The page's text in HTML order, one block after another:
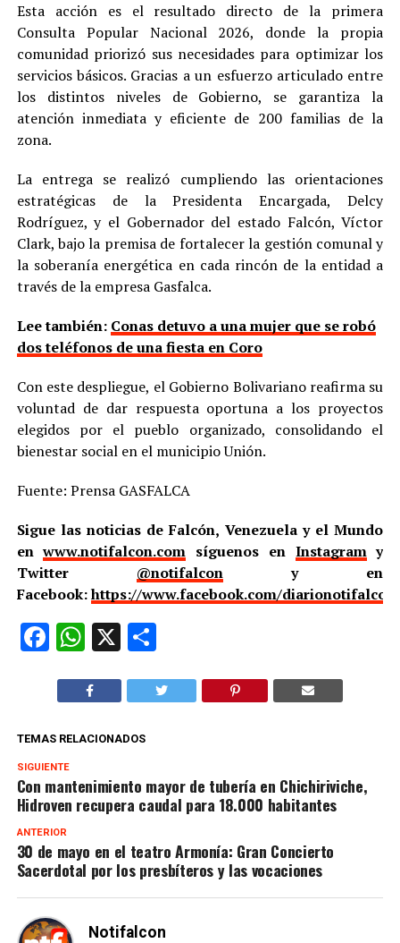
Esta acción es el resultado directo de la primera
Consulta Popular Nacional 2026, donde la propia
comunidad priorizó sus necesidades para optimizar los
servicios básicos. Gracias a un esfuerzo articulado entre
los distintos niveles de Gobierno, se garantiza la
atención inmediata y eficiente de 200 familias de la
zona.
La entrega se realizó cumpliendo las orientaciones
estratégicas de la Presidenta Encargada, Delcy
Rodríguez, y el Gobernador del estado Falcón, Víctor
Clark, bajo la premisa de fortalecer la gestión comunal y
la soberanía energética en cada rincón de la entidad a
través de la empresa Gasfalca.
Lee también: Conas detuvo a una mujer que se robó
dos teléfonos de una fiesta en Coro
Con este despliegue, el Gobierno Bolivariano reafirma su
voluntad de dar respuesta oportuna a los proyectos
elegidos por el pueblo organizado, consolidando el
bienestar social en el municipio Unión.
Fuente: Prensa GASFALCA
Sigue las noticias de Falcón, Venezuela y el Mundo
enwww.notifalcon.com síguenos en Instagramy
Twitter @notifalcony en
Facebook:https://www.facebook.com/
Facebook
WhatsApp
X Compartir
TEMAS RELACIONADOS
SIGUIENTE
Con mantenimiento mayor de tubería en Chichiriviche,
Hidroven recupera caudal para 18.000 habitantes
ANTERIOR
30 de mayo en el teatro Armonía: Gran Concierto
Sacerdotal por los presbíteros y las vocaciones
Notifalcon